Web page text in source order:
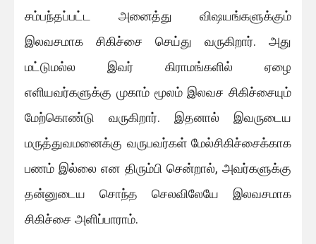
சம்பந்தப்பட்ட அனைத்து விஷயங்களுக்கும்
இலவசமாக சிகிச்சை செய்து வருகிறார். அது
மட்டுமல்ல இவர் கிராமங்களில் ஏழை
எளியவர்களுக்கு முகாம் மூலம் இலவச சிகிச்சையும்
மேற்கொண்டு வருகிறார். இதனால் இவருடைய
மருத்துவமனைக்கு வருபவர்கள் மேல்சிகிச்சைக்காக
பணம் இல்லை என திரும்பி சென்றால், அவர்களுக்கு
தன்னுடைய சொந்த செலவிலேயே இலவசமாக
சிகிச்சை அளிப்பாராம்.